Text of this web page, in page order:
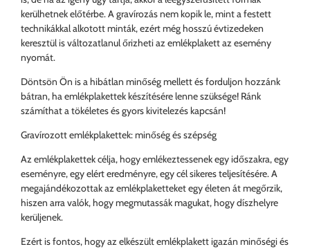
kerülhetnek előtérbe. A gravírozás nem kopik le, mint a festett
technikákkal alkotott minták, ezért még hosszú évtizedeken
keresztül is változatlanul őrizheti az emlékplakett az esemény
nyomát.
Döntsön Ön is a hibátlan minőség mellett és forduljon hozzánk
bátran, ha emlékplakettek készítésére lenne szüksége! Ránk
számíthat a tökéletes és gyors kivitelezés kapcsán!
Gravírozott emlékplakettek: minőség és szépség
Az emlékplakettek célja, hogy emlékeztessenek egy időszakra, egy
eseményre, egy elért eredményre, egy cél sikeres teljesítésére. A
megajándékozottak az emlékplaketteket egy életen át megőrzik,
hiszen arra valók, hogy megmutassák magukat, hogy díszhelyre
kerüljenek.
Ezért is fontos, hogy az elkészült emlékplakett igazán minőségi és